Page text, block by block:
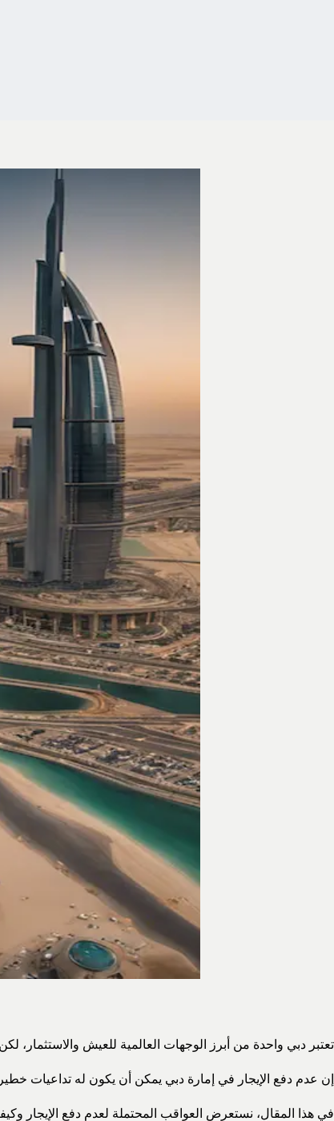
تعتبر دبي واحدة من أبرز الوجهات العالمية للعيش والاستثمار،
إن عدم دفع الإيجار في إمارة دبي يمكن أن يكون له تداعيات
في هذا المقال، نستعرض العواقب المحتملة لعدم دفع الإيجار